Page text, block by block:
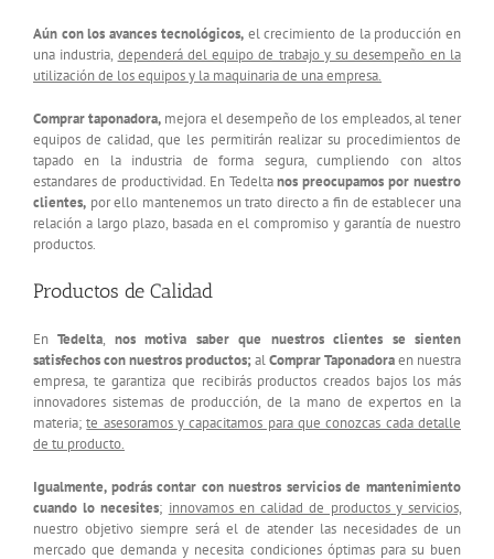
Aún con los avances tecnológicos,el crecimiento de la producción en
una industria, dependerá del equipo de trabajo y su desempeño en la
utilización de los equipos y la maquinaria de una empresa.
Comprar taponadora, mejora el desempeño de los empleados, al tener
equipos de calidad, que les permitirán realizar su procedimientos de
tapado en la industria de forma segura, cumpliendo con altos
estandares de productividad. En Tedeltanos preocupamos por nuestro
clientes, por ello mantenemos un trato directo a fin de establecer una
relación a largo plazo, basada en el compromiso y garantía de nuestro
productos.
Productos de Calidad
EnTedelta, nos motiva saber que nuestros clientes se sienten
satisfechos con nuestrosproductos;alComprar Taponadoraen nuestra
empresa, te garantiza que recibirás productos creados bajos los más
innovadores sistemas de producción, de la mano de expertos en la
materia;te asesoramos y capacitamos para que conozcas cada detalle
de tu producto.
Igualmente, podrás contar con nuestros servicios de mantenimiento
cuando lo necesites; innovamos en calidad de productos y servicios,
nuestro objetivo siempre será el de atender las necesidades de un
mercado que demanda y necesita condiciones óptimas para su buen